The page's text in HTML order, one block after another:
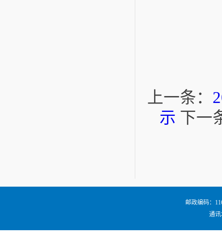
上一条：
示 下一
邮政编码：
通